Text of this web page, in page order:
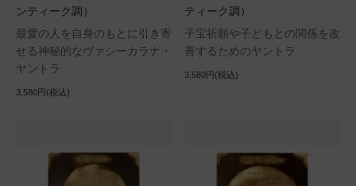
ンティーク調）
最愛の人を自身のもとに引き寄
せる神秘的なヴァシーカラナ・
ヤントラ
3,580円(税込)
ティーク調）
子宝祈願や子どもとの関係を改
善するためのヤントラ
3,580円(税込)